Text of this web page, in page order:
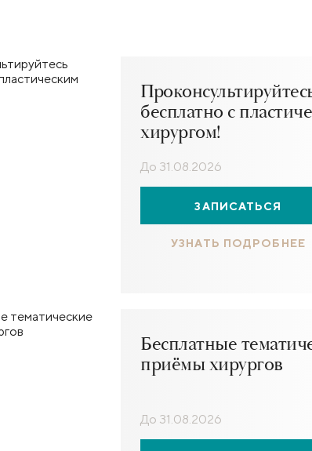
бесплатно с
хирургом!
До 31.08.2026
ЗАПИСАТЬСЯ
УЗНАТЬ ПОДРОБНЕЕ
Бесплатные
приёмы хирургов
До 31.08.2026